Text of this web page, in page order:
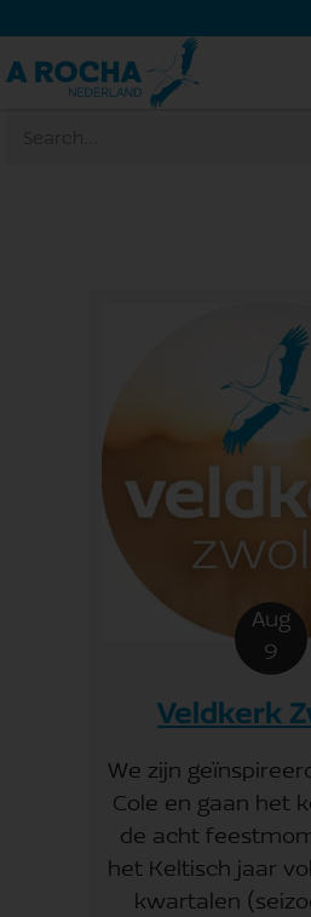
Aug
9
Veldkerk
We zijn
Cole en gaan het
de acht
het Keltisch jaar
kwartalen